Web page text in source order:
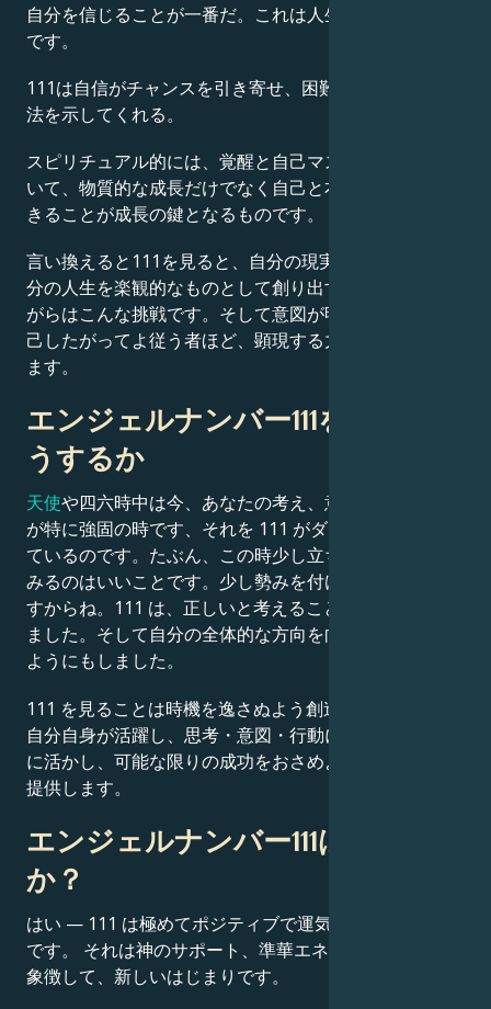
自分を信じることが一番だ。これは人生への楽観的態度
です。
111は自信がチャンスを引き寄せ、困難に立ち向かう方
法を示してくれる。
スピリチュアル的には、覚醒と自己マスターを意味して
いて、物質的な成長だけでなく自己と本当に調和して生
きることが成長の鍵となるものです。
言い換えると111を見ると、自分の現実を受け取り、自
分の人生を楽観的なものとして創り出すよう意図演でな
がらはこんな挑戦です。そして意図が明確で、本当の自
己したがってよ従う者ほど、顕現する力は強くなってい
ます。
エンジェルナンバー111を見たらど
うするか
天使や四六時中は今、あなたの考え、意図、エネルギー
が特に強固の時です、それを 111 がダイレクトに伝え
ているのです。たぶん、この時少し立ち止まって考えて
みるのはいいことです。少し勢みを付けるようなことで
すからね。111 は、正しいと考えることを行うよう促し
ました。そして自分の全体的な方向を向く事を忘れない
ようにもしました。
111 を見ることは時機を逸さぬよう創造することです。
自分自身が活躍し、思考・意図・行動による力を 最大
に活かし、可能な限りの成功をおさめようとする機会を
提供します。
エンジェルナンバー111は良い兆し
か？
はい — 111 は極めてポジティブで運気が良いシグナル
です。 それは神のサポート、準華エネルギーの加速を
象徴して、新しいはじまりです。